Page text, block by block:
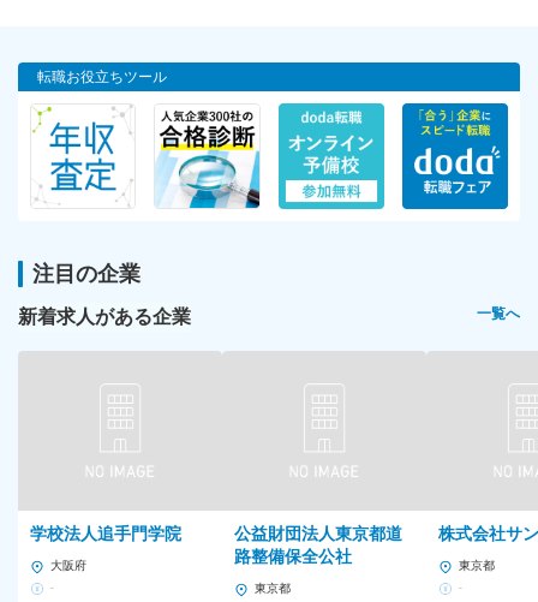
転職お役立ちツール
注目の企業
新着求人がある企業 一覧へ
学校法人追手門学院
大阪府
-
公益財団法人東京都道
路整備保全公社
東京都
株式会社サ
東京都
-